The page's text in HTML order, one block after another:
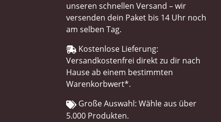
unseren schnellen Versand – wir
versenden dein Paket bis 14 Uhr noch
am selben Tag.
Kostenlose Lieferung:
Versandkostenfrei direkt zu dir nach
Hause ab einem bestimmten
Warenkorbwert*.
Große Auswahl: Wähle aus über
5.000 Produkten.